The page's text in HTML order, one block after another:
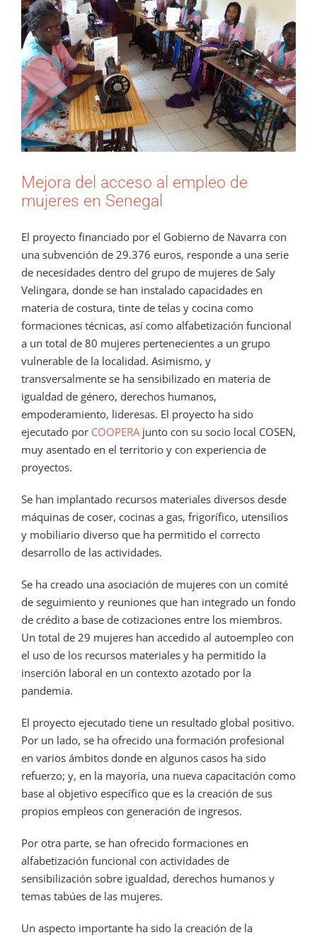
grande
Mejora del acceso al empleo de
mujeres en Senegal
El proyecto financiado por el Gobierno de Navarra con
una subvención de 29.376 euros, responde a una serie
de necesidades dentro del grupo de mujeres de Saly
Velingara, donde se han instalado capacidades en
materia de costura, tinte de telas y cocina como
formaciones técnicas, así como alfabetización funcional
a un total de 80 mujeres pertenecientes a un grupo
vulnerable de la localidad. Asimismo, y
transversalmente se ha sensibilizado en materia de
igualdad de género, derechos humanos,
empoderamiento, lideresas. El proyecto ha sido
ejecutado por COOPERA junto con su socio local COSEN,
muy asentado en el territorio y con experiencia de
proyectos.
Se han implantado recursos materiales diversos desde
máquinas de coser, cocinas a gas, frigorífico, utensilios
y mobiliario diverso que ha permitido el correcto
desarrollo de las actividades.
Se ha creado una asociación de mujeres con un comité
de seguimiento y reuniones que han integrado un fondo
de crédito a base de cotizaciones entre los miembros.
Un total de 29 mujeres han accedido al autoempleo con
el uso de los recursos materiales y ha permitido la
inserción laboral en un contexto azotado por la
pandemia.
El proyecto ejecutado tiene un resultado global positivo.
Por un lado, se ha ofrecido una formación profesional
en varios ámbitos donde en algunos casos ha sido
refuerzo; y, en la mayoría, una nueva capacitación como
base al objetivo específico que es la creación de sus
propios empleos con generación de ingresos.
Por otra parte, se han ofrecido formaciones en
alfabetización funcional con actividades de
sensibilización sobre igualdad, derechos humanos y
temas tabúes de las mujeres.
Un aspecto importante ha sido la creación de la